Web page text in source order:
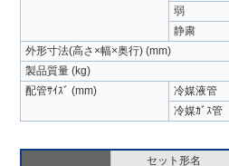
弱
静粛
外形寸法(高さ×幅×奥行) (mm)
製品質量 (kg)
配管ｻｲｽﾞ (mm)
冷媒液管
冷媒ｶﾞｽ管
セット形名